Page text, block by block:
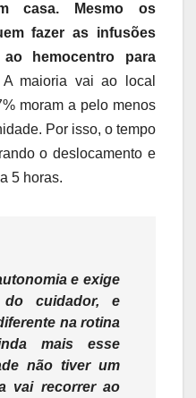
casa. Mesmo os
fazer as infusões
hemocentro para
A maioria vai ao local
moram a pelo menos
Por isso, o tempo
o deslocamento e
5 horas.
e exige
cuidador, e
na rotina
mais esse
não tiver um
vai recorrer ao